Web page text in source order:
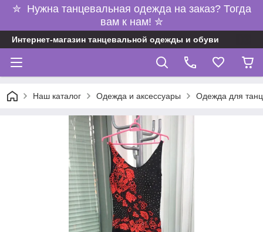
✮ Нужна танцевальная одежда на заказ? Тогда
вам к нам! ✮
Интернет-магазин танцевальной одежды и обуви
Наш каталог Одежда и аксессуары Одежда для